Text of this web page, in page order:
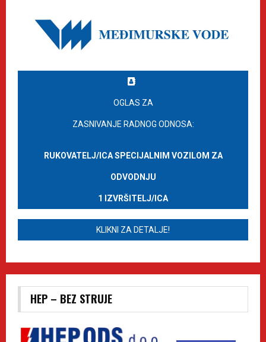
OGLAS ZA
ZASNIVANJE RADNOG ODNOSA:
RUKOVATELJ/ICA SPECIJALNIM VOZILOM ZA
ODVODNJU
1 IZVRŠITELJ/ICA
KLIKNI ZA DETALJE!
HEP – BEZ STRUJE